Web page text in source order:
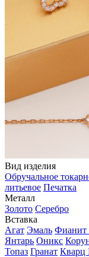
Вид изделия
Обручальное
литьевое Печатка
Металл
Золото Серебро
Вставка
Агат Эмаль Фианит
Янтарь Оникс
Топаз Гранат Кварц